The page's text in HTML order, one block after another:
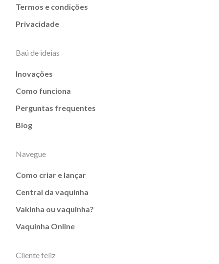
Termos e condições
Privacidade
Baú de ideias
Inovações
Como funciona
Perguntas frequentes
Blog
Navegue
Como criar e lançar
Central da vaquinha
Vakinha ou vaquinha?
Vaquinha Online
Cliente feliz